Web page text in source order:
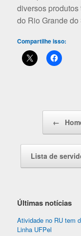
diversos
do Rio Grande do
Compartilhe isso:
←
Lista de
Últimas notícias
Atividade no RU tem
Linha UFPel